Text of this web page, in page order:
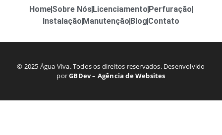
HomeSobre NósLicenciamento Perfuração
Instalação Manutenção Blog Contato
© 2025 Água Viva. Todos os direitos reservados. Desenvolvido
porGBDev – Agência de Websites